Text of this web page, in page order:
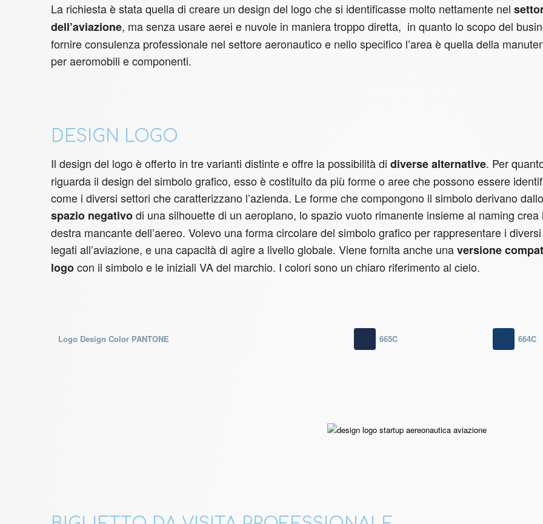
La richiesta è stata quella di creare un design del logo che si identificasse molto nettamente nel
dell’aviazione, ma senza usare aerei e nuvole in maniera troppo diretta, in quanto lo scopo del
fornire consulenza professionale nel settore aeronautico e nello specifico l’area è quella della
per aeromobili e componenti.
DESIGN LOGO
Il design del logo è offerto in tre varianti distinte e offre la possibilità di diverse alternative. Per
riguarda il design del simbolo grafico, esso è costituito da più forme o aree che possono essere
come i diversi settori che caratterizzano l’azienda. Le forme che compongono il simbolo derivano dallo
spazio negativodi una silhouette di un aeroplano, lo spazio vuoto rimanente insieme al naming crea
destra mancante dell’aereo. Volevo una forma circolare del simbolo grafico per rappresentare i
legati all’aviazione, e una capacità di agire a livello globale. Viene fornita anche unaversione
logocon il simbolo e le iniziali VA del marchio. I colori sono un chiaro riferimento al cielo.
Logo Design Color PANTONE 665C 664C